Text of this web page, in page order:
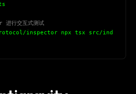
行交互式测试
inspector npx tsx src/ind
forAI builders
skills, rules, and LLM